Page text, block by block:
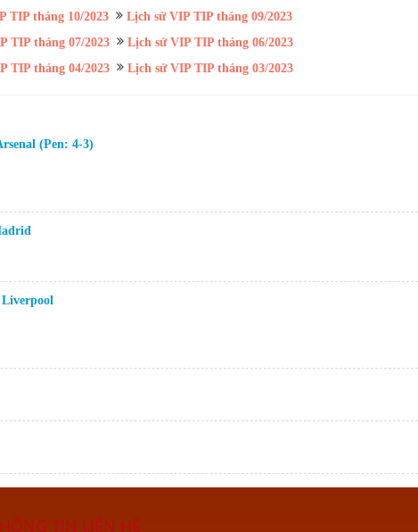
TIP tháng 10/2023
Lịch sử VIP TIP tháng 09/2023
TIP tháng 07/2023
Lịch sử VIP TIP tháng 06/2023
TIP tháng 04/2023 Lịch sử VIP TIP tháng 03/2023
(Pen: 4-3)
TIN LIÊN HỆ